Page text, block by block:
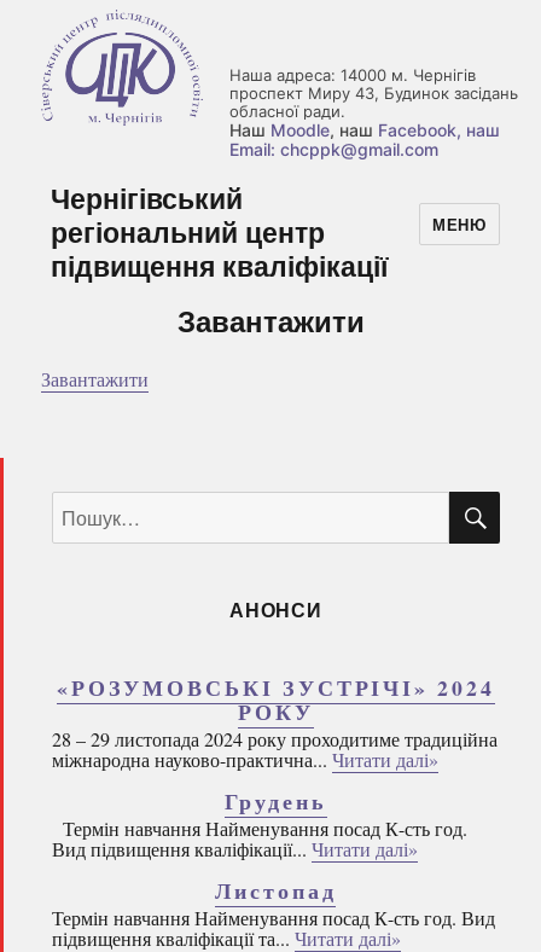
Наша адреса: 14000 м. Чернігів
проспект Миру 43, Будинок засідань
обласної ради.
Наш Moodle, наш Facebook, наш
Email: chcppk@gmail.com
Чернігівський
регіональний центр
підвищення кваліфікації
МЕНЮ
Завантажити
Завантажити
за
запитом:
АНОНСИ
«РОЗУМОВСЬКІ ЗУСТРІЧІ» 2024
РОКУ
28 – 29 листопада 2024 року проходитиме традиційна
міжнародна науково-практична... Читати далі»
Грудень
Термін навчання Найменування посад К-сть год.
Вид підвищення кваліфікації... Читати далі»
Листопад
Термін навчання Найменування посад К-сть год. Вид
підвищення кваліфікації та... Читати далі»